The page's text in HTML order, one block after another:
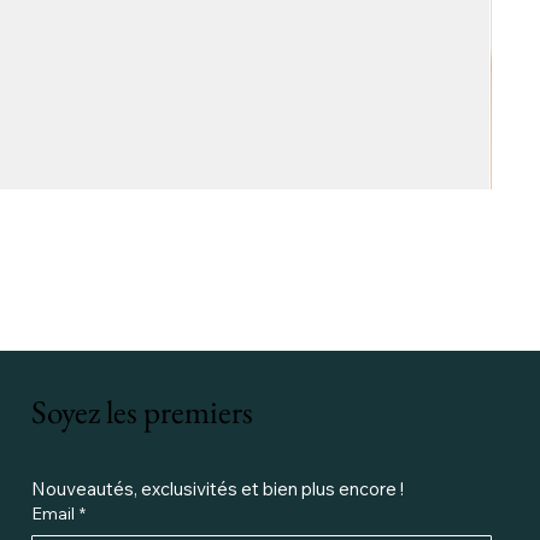
Soyez les premiers
Email *